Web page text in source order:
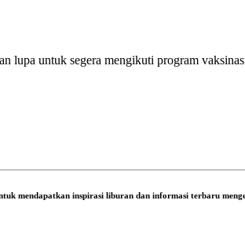
lupa untuk segera mengikuti program
mendapatkan inspirasi liburan dan informasi terbaru